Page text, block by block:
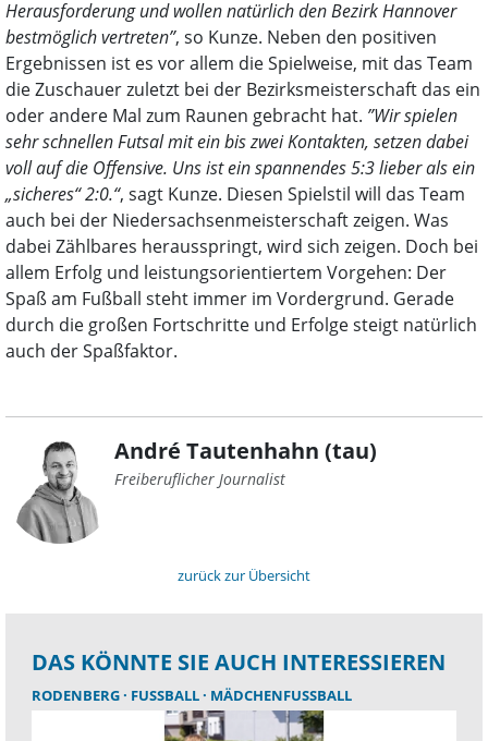
Herausforderung und wollen natürlich den Bezirk Hannover
bestmöglich vertreten”, so Kunze. Neben den positiven
Ergebnissen ist es vor allem die Spielweise, mit das Team
die Zuschauer zuletzt bei der Bezirksmeisterschaft das ein
oder andere Mal zum Raunen gebracht hat. ”Wir spielen
sehr schnellen Futsal mit ein bis zwei Kontakten, setzen dabei
voll auf die Offensive. Uns ist ein spannendes 5:3 lieber als ein
„sicheres“ 2:0.“, sagt Kunze. Diesen Spielstil will das Team
auch bei der Niedersachsenmeisterschaft zeigen. Was
dabei Zählbares herausspringt, wird sich zeigen. Doch bei
allem Erfolg und leistungsorientiertem Vorgehen: Der
Spaß am Fußball steht immer im Vordergrund. Gerade
durch die großen Fortschritte und Erfolge steigt natürlich
auch der Spaßfaktor.
André Tautenhahn (tau)
Freiberuflicher Journalist
zurück zur Übersicht
DAS KÖNNTE SIE AUCH INTERESSIEREN
RODENBERG FUSSBALL MÄDCHENFUSSBALL